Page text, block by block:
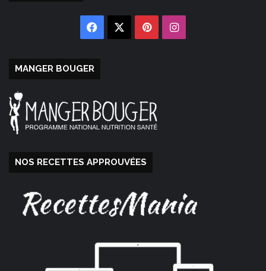
Facebook PinterestInstagram
MANGER BOUGER
NOS RECETTES APPROUVÉES